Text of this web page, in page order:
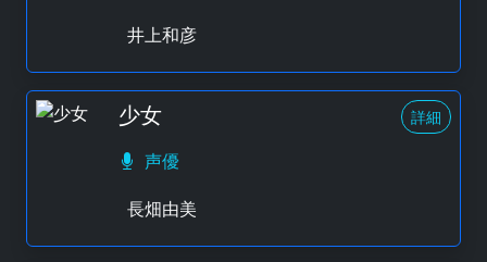
井上和彦
少女 詳細
声優
長畑由美